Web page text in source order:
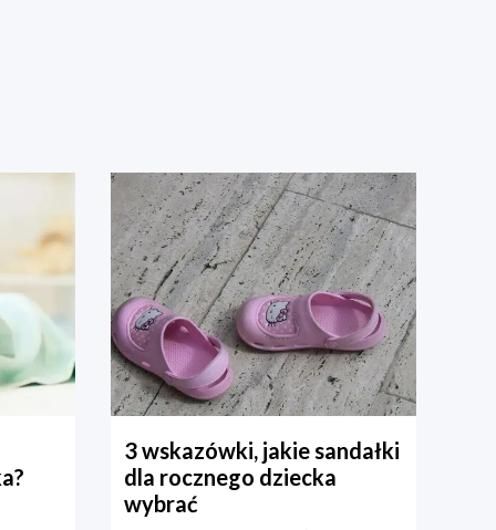
3 wskazówki, jakie sandałki
dla rocznego dziecka
wybrać